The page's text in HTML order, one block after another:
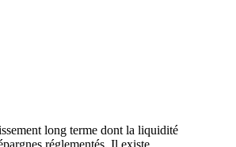
long terme dont la liquidité
réglementés. Il existe